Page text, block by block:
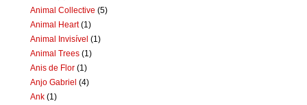
Animal Collective (5)
Animal Heart (1)
Animal Invisível (1)
Animal Trees (1)
Anis de Flor (1)
Anjo Gabriel (4)
Ank (1)